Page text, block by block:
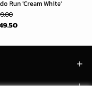
Run 'Cream White'